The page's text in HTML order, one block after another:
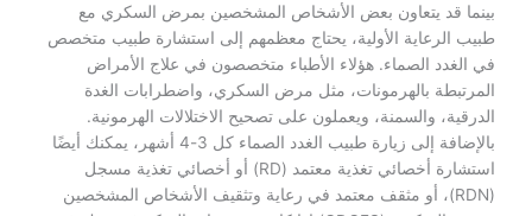
بينما قد يتعاون بعض الأشخاص المشخصين بمرض السكري مع
طبيب الرعاية الأولية، يحتاج معظمهم إلى استشارة طبيب متخصص
في الغدد الصماء. هؤلاء الأطباء متخصصون في علاج الأمراض
المرتبطة بالهرمونات، مثل مرض السكري، واضطرابات الغدة
الدرقية، والسمنة، ويعملون على تصحيح الاختلالات الهرمونية.
بالإضافة إلى زيارة طبيب الغدد الصماء كل 3-4 أشهر، يمكنك أيضًا
استشارة أخصائي تغذية معتمد (RD) أو أخصائي تغذية مسجل
(RDN)، أو مثقف معتمد في رعاية وتثقيف الأشخاص المشخصين